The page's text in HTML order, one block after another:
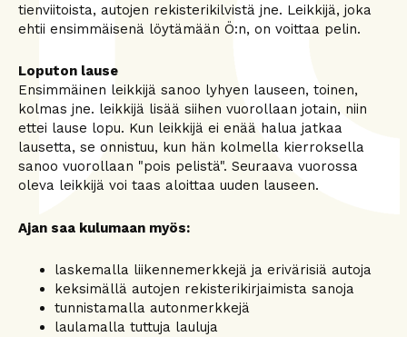
tienviitoista, autojen rekisterikilvistä jne. Leikkijä, joka
ehtii ensimmäisenä löytämään Ö:n, on voittaa pelin.
Loputon lause
Ensimmäinen leikkijä sanoo lyhyen lauseen, toinen,
kolmas jne. leikkijä lisää siihen vuorollaan jotain, niin
ettei lause lopu. Kun leikkijä ei enää halua jatkaa
lausetta, se onnistuu, kun hän kolmella kierroksella
sanoo vuorollaan "pois pelistä". Seuraava vuorossa
oleva leikkijä voi taas aloittaa uuden lauseen.
Ajan saa kulumaan myös:
laskemalla liikennemerkkejä ja erivärisiä autoja
keksimällä autojen rekisterikirjaimista sanoja
tunnistamalla autonmerkkejä
laulamalla tuttuja lauluja